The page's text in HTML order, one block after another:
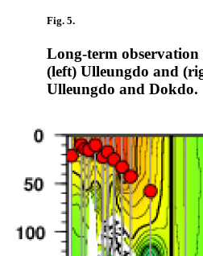
Fig. 5.
Long-term
(left) Ulleungdo and
Ulleungdo and Dokdo.